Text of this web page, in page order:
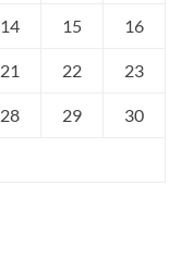
14 15 16
21 22 23
28 29 30